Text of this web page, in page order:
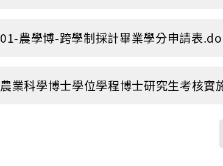
01-農學博-跨學制採計畢業學分申請表
農業科學博士學位學程博士研究生考核